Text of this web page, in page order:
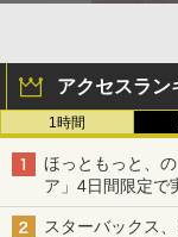
アクセスラン
1時間
ほっともっと、
ア」4日間限定で
スターバックス